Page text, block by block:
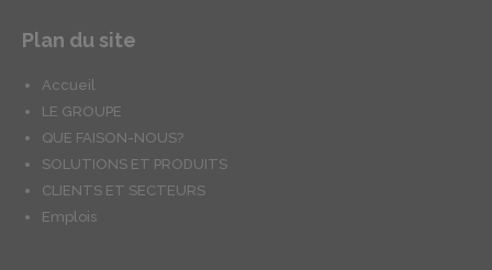
Plan du site
Accueil
LE GROUPE
QUE FAISON-NOUS?
SOLUTIONS ET PRODUITS
CLIENTS ET SECTEURS
Emplois